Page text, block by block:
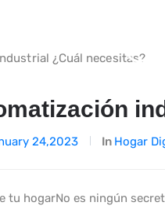
24,2023 In Hogar
tu hogarNo es ningún